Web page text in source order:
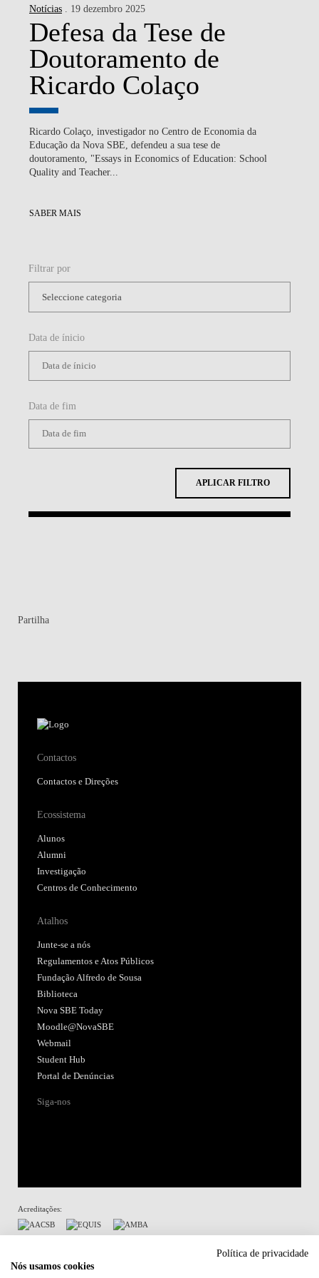
Notícias . 19 dezembro 2025
Defesa da Tese de
Doutoramento de
Ricardo Colaço
Ricardo Colaço, investigador no Centro de Economia da
Educação da Nova SBE, defendeu a sua tese de
doutoramento, "Essays in Economics of Education: School
Quality and Teacher...
SABER MAIS
Filtrar por
Data de ínicio
Data de fim
APLICAR FILTRO
Partilha
Contactos
Contactos e Direções
Ecossistema
Alunos
Alumni
Investigação
Centros de Conhecimento
Atalhos
Junte-se a nós
Regulamentos e Atos Públicos
Fundação Alfredo de Sousa
Biblioteca
Nova SBE Today
Moodle@NovaSBE
Webmail
Student Hub
Portal de Denúncias
Siga-nos
Acreditações:
Política de privacidade
Nós usamos cookies